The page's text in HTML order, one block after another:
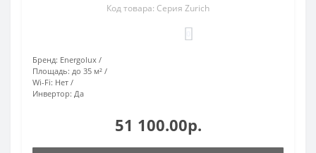
Код товара: Серия Zurich
Бренд: Energolux
Площадь: до 35 м²
Wi-Fi: Нет
Инвертор: Да
51 100.00р.